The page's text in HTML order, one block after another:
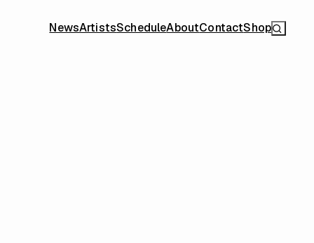
NewsArtistsScheduleAboutContactShop